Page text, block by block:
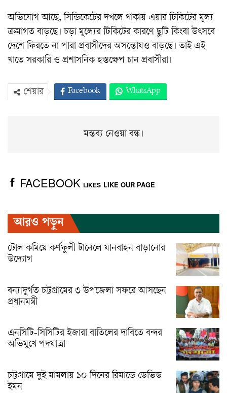
অভিযোগ আছে, সিন্ডিকেটের দখলে থাকায় এয়ার টিকিটের মূল্য
ক্রমাগত বাড়ছে। চড়া মূল্যের টিকিটের কারণে ছুটি কিংবা উৎসবে
দেশে ফিরতে না পারা প্রবাসীদের অসন্তোষও বাড়ছে। তাই এই
খাতে সরকারি ও প্রশাসনিক হস্তক্ষেপ চান প্রবাসীরা।
শেয়ার Facebook WhatsApp
মন্তব্য নেওয়া বন্ধ।
FACEBOOK LIKES LIKE OUR PAGE
আরও পড়ুন
টোল কমিয়ে কর্ণফুলী টানেলে যানবাহন বাড়ানোর
উদ্যোগ
বন্যাদুর্গত চট্টগ্রামের ৩ উপজেলা সফরে আসছেন
প্রধানমন্ত্রী
এনসিটি-সিসিটির ইজারা বাতিলের দাবিতে বন্দর
অভিমুখে পদযাত্রা
চট্টগ্রামে দুই মামলায় ১০ দিনের রিমান্ডে ডেভিড
ইমন